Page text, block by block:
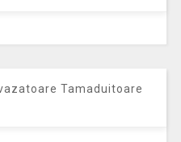
Tamaduitoare